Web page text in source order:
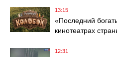
13:15
«Последний
кинотеатрах
12:31